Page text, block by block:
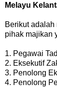
Melayu
Berikut adalah
pihak majikan
1. Pegawai
2. Eksekutif
3. Penolong
4. Penolong